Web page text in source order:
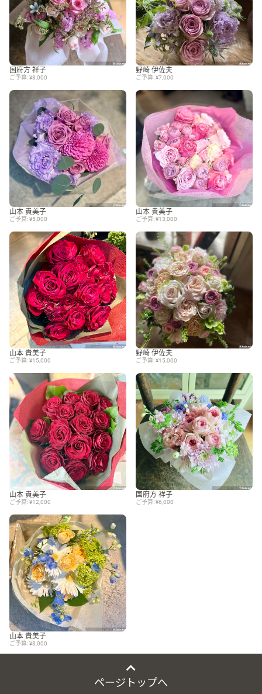
国府方 祥子
ご予算: ¥8,000
野崎 伊佐夫
ご予算: ¥7,000
山本 貴美子
ご予算: ¥5,000
山本 貴美子
ご予算: ¥13,000
山本 貴美子
ご予算: ¥15,000
野崎 伊佐夫
ご予算: ¥15,000
山本 貴美子
ご予算: ¥12,000
国府方 祥子
ご予算: ¥6,000
山本 貴美子
ご予算: ¥3,000
ページトップへ